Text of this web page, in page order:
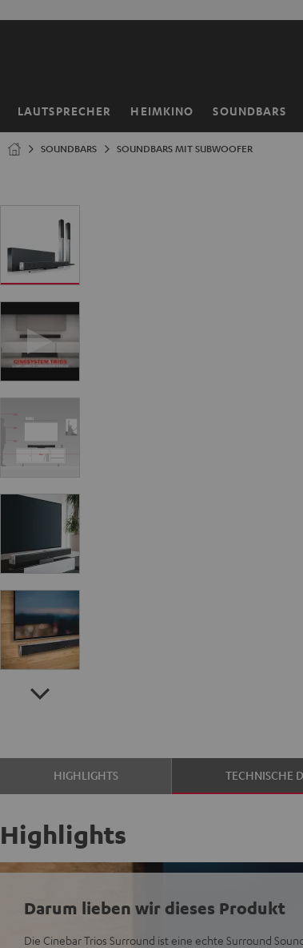
LAUTSPRECHER HEIMKINO SOUNDBARS
Startseite
SOUNDBARS SOUNDBARS MIT SUBWOOFER
HIGHLIGHTS TECHNISCHE
Highlights
Darum lieben wir dieses Produkt
Die Cinebar Trios Surround ist eine echte Surround